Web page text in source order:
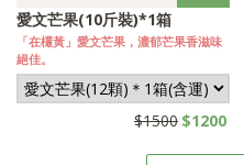
愛文芒果(10斤裝)*1箱
「在欉黃」愛文芒果，濃郁芒果香滋味
絕佳。
$1500 $1200